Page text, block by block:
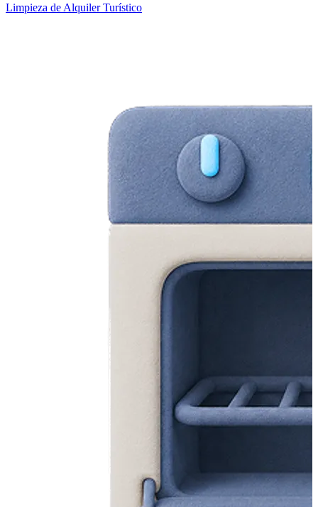
Limpieza de Alquiler Turístico